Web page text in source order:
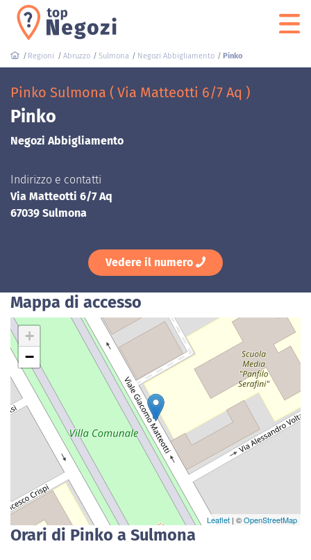
Regioni Abruzzo Sulmona Negozi Abbigliamento Pinko
Pinko Sulmona ( Via Matteotti 6/7 Aq )
Pinko
Negozi Abbigliamento
Indirizzo e contatti
Via Matteotti 6/7 Aq
67039 Sulmona
Vedere il numero
Mappa di accesso
+
−
Leaflet | ©OpenStreetMap
Orari di Pinko a Sulmona